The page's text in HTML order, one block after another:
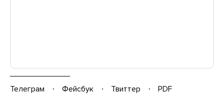
Телеграм Фейсбук Твиттер
PDF